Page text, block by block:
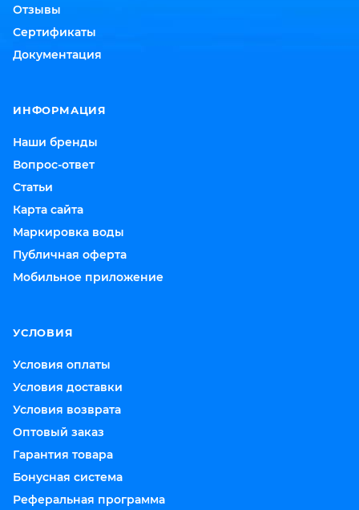
Отзывы
Сертификаты
Документация
ИНФОРМАЦИЯ
Наши бренды
Вопрос-ответ
Статьи
Карта сайта
Маркировка воды
Публичная оферта
Мобильное приложение
УСЛОВИЯ
Условия оплаты
Условия доставки
Условия возврата
Оптовый заказ
Гарантия товара
Бонусная система
Реферальная программа